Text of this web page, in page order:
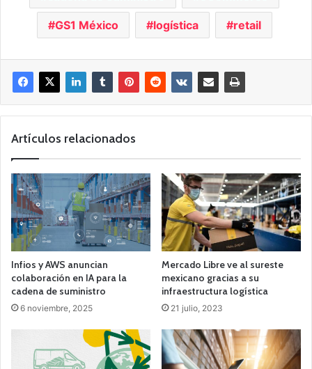
GS1 México logística retail
Artículos relacionados
Infios y AWS anuncian
colaboración en IA para la
cadena de suministro
6 noviembre, 2025
Mercado Libre ve al sureste
mexicano gracias a su
infraestructura logística
21 julio, 2023